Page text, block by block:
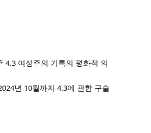
4.3 여성주의 기록의 평화적 의
년 10월까지 4.3에 관한 구술